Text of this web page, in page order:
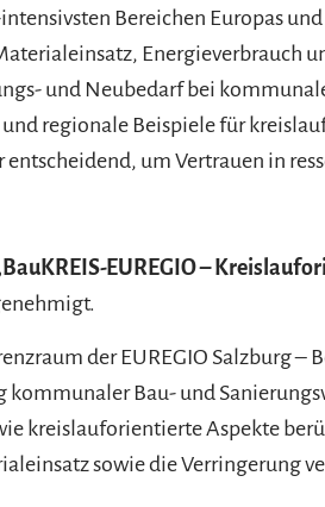
Bereichen Europas
Energieverbrauch
und Neubedarf bei
regionale Beispiele für
entscheidend, um Vertrauen in
EUREGIO –
der EUREGIO Salzburg –
Bau- und
kreislauforientierte Aspekte
sowie die Verringerung